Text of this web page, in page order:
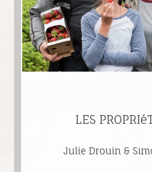
LES
Julie Drouin &